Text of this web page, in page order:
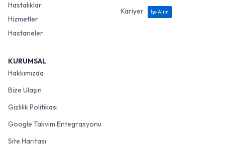
Hastalıklar
Hizmetler
Hastaneler
Kariyer
İşe Alım
KURUMSAL
Hakkımızda
Bize Ulaşın
Gizlilik Politikası
Google Takvim Entegrasyonu
Site Haritası